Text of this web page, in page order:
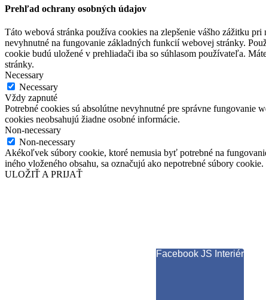
Prehľad ochrany osobných údajov
Táto webová stránka používa cookies na zlepšenie vášho zážitku
nevyhnutné na fungovanie základných funkcií webovej stránky.
cookie budú uložené v prehliadači iba so súhlasom používateľa.
stránky.
Necessary
Necessary
Vždy zapnuté
Potrebné cookies sú absolútne nevyhnutné pre správne
cookies neobsahujú žiadne osobné informácie.
Non-necessary
Non-necessary
Akékoľvek súbory cookie, ktoré nemusia byť potrebné na
iného vloženého obsahu, sa označujú ako nepotrebné súbory
ULOŽIŤ A PRIJAŤ
Facebook JS Interiér